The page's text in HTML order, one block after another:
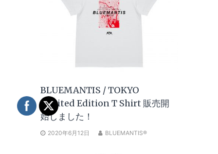
BLUEMANTIS / TOKYO
Limited Edition T Shirt 販売開
始しました！
2020年6月12日 BLUEMANTIS®